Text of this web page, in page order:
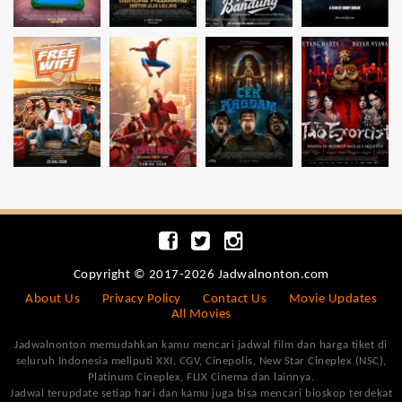
Copyright © 2017-2026 Jadwalnonton.com
About Us
Privacy Policy Contact Us
Movie Updates
All Movies
Jadwalnonton memudahkan kamu mencari jadwal film dan harga tiket di
seluruh Indonesia meliputi XXI, CGV, Cinepolis, New Star Cineplex (NSC),
Platinum Cineplex, FLIX Cinema dan lainnya.
Jadwal terupdate setiap hari dan kamu juga bisa mencari bioskop terdekat